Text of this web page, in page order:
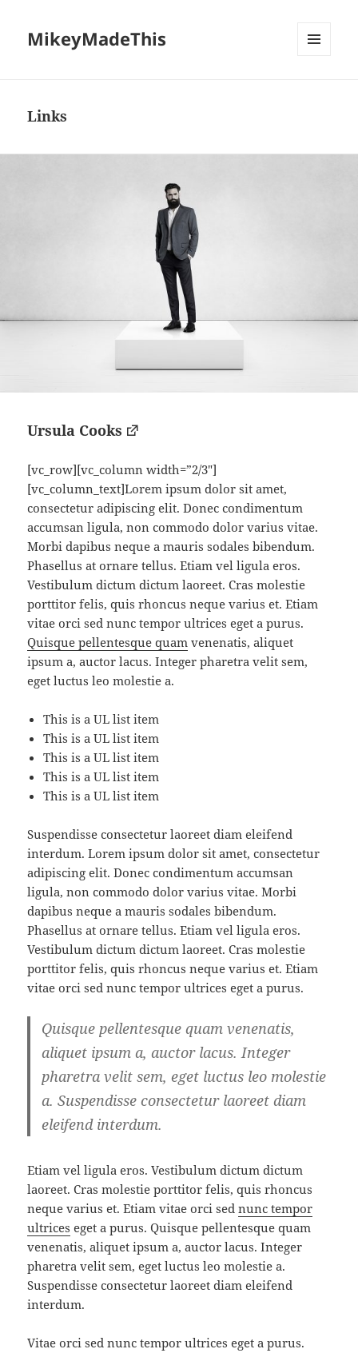
MikeyMadeThis
Links
Ursula Cooks
[vc_row][vc_column width=”2/3″]
[vc_column_text]Lorem ipsum dolor sit amet,
consectetur adipiscing elit. Donec condimentum
accumsan ligula, non commodo dolor varius vitae.
Morbi dapibus neque a mauris sodales bibendum.
Phasellus at ornare tellus. Etiam vel ligula eros.
Vestibulum dictum dictum laoreet. Cras molestie
porttitor felis, quis rhoncus neque varius et. Etiam
vitae orci sed nunc tempor ultrices eget a purus.
Quisque pellentesque quam venenatis, aliquet
ipsum a, auctor lacus. Integer pharetra velit sem,
eget luctus leo molestie a.
This is a UL list item
This is a UL list item
This is a UL list item
This is a UL list item
This is a UL list item
Suspendisse consectetur laoreet diam eleifend
interdum. Lorem ipsum dolor sit amet, consectetur
adipiscing elit. Donec condimentum accumsan
ligula, non commodo dolor varius vitae. Morbi
dapibus neque a mauris sodales bibendum.
Phasellus at ornare tellus. Etiam vel ligula eros.
Vestibulum dictum dictum laoreet. Cras molestie
porttitor felis, quis rhoncus neque varius et. Etiam
vitae orci sed nunc tempor ultrices eget a purus.
Quisque pellentesque quam venenatis,
aliquet ipsum a, auctor lacus. Integer
pharetra velit sem, eget luctus leo molestie
a. Suspendisse consectetur laoreet diam
eleifend interdum.
Etiam vel ligula eros. Vestibulum dictum dictum
laoreet. Cras molestie porttitor felis, quis rhoncus
neque varius et. Etiam vitae orci sednunc tempor
ultrices eget a purus. Quisque pellentesque quam
venenatis, aliquet ipsum a, auctor lacus. Integer
pharetra velit sem, eget luctus leo molestie a.
Suspendisse consectetur laoreet diam eleifend
interdum.
Vitae orci sed nunc tempor ultrices eget a purus.